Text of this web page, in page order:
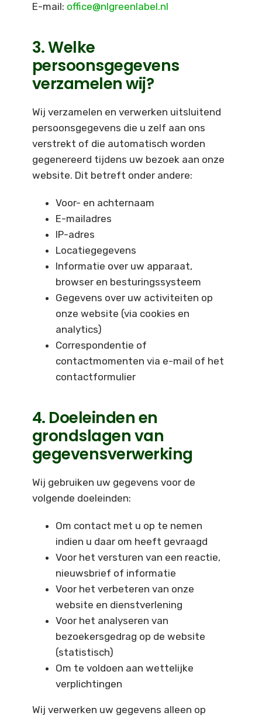
E-mail: office@nlgreenlabel.nl
3. Welke
persoonsgegevens
verzamelen wij?
Wij verzamelen en verwerken uitsluitend
persoonsgegevens die u zelf aan ons
verstrekt of die automatisch worden
gegenereerd tijdens uw bezoek aan onze
website. Dit betreft onder andere:
Voor- en achternaam
E-mailadres
IP-adres
Locatiegegevens
Informatie over uw apparaat,
browser en besturingssysteem
Gegevens over uw activiteiten op
onze website (via cookies en
analytics)
Correspondentie of
contactmomenten via e-mail of het
contactformulier
4. Doeleinden en
grondslagen van
gegevensverwerking
Wij gebruiken uw gegevens voor de
volgende doeleinden:
Om contact met u op te nemen
indien u daar om heeft gevraagd
Voor het versturen van een reactie,
nieuwsbrief of informatie
Voor het verbeteren van onze
website en dienstverlening
Voor het analyseren van
bezoekersgedrag op de website
(statistisch)
Om te voldoen aan wettelijke
verplichtingen
Wij verwerken uw gegevens alleen op